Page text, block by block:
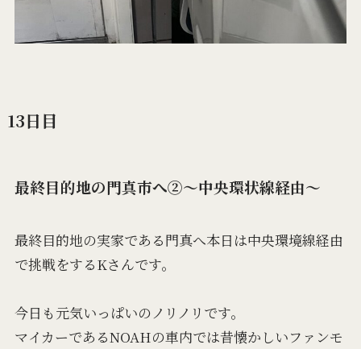
13日目
最終目的地の門真市へ②〜中央環状線経由〜
最終目的地の実家である門真へ本日は中央環境線経由
で挑戦をするKさんです。
今日も元気いっぱいのノリノリです。
マイカーであるNOAHの車内では昔懐かしいファンモ